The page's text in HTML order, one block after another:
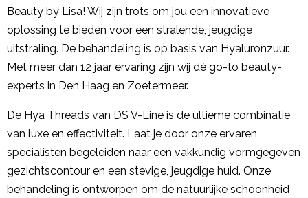
Beauty by Lisa! Wij zijn trots om jou een innovatieve
oplossing te bieden voor een stralende, jeugdige
uitstraling. De behandeling is op basis van Hyaluronzuur.
Met meer dan 12 jaar ervaring zijn wij dé go-to beauty-
experts in Den Haag en Zoetermeer.
De Hya Threads van DS V-Line is de ultieme combinatie
van luxe en effectiviteit. Laat je door onze ervaren
specialisten begeleiden naar een vakkundig vormgegeven
gezichtscontour en een stevige, jeugdige huid. Onze
behandeling is ontworpen om de natuurlijke schoonheid